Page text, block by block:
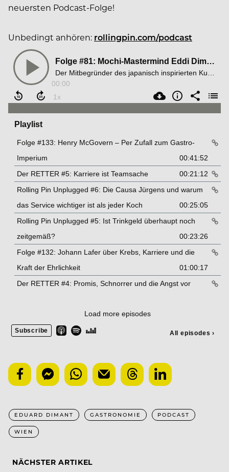
neuersten Podcast-Folge!
Unbedingt anhören: rollingpin.com/podcast
EDUARD DIMANT GASTRONOMIE PODCAST
WIEN
NÄCHSTER ARTIKEL